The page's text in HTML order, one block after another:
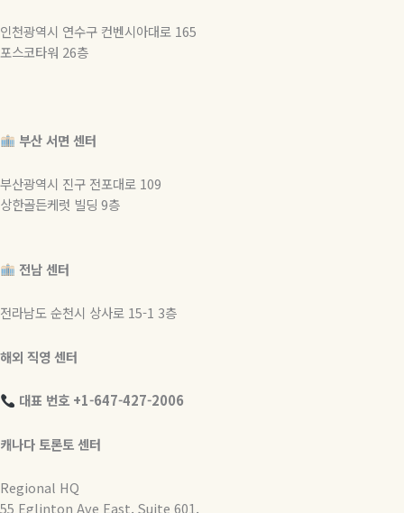
인천광역시 연수구 컨벤시아대로 165
포스코타워 26층
부산 서면 센터
부산광역시 진구 전포대로 109
상한골든케럿 빌딩 9층
전남 센터
전라남도 순천시 상사로 15-1 3층
해외 직영 센터
대표 번호 +1-647-427-2006
캐나다 토론토 센터
Regional HQ
55 Eglinton Ave East, Suite 601,